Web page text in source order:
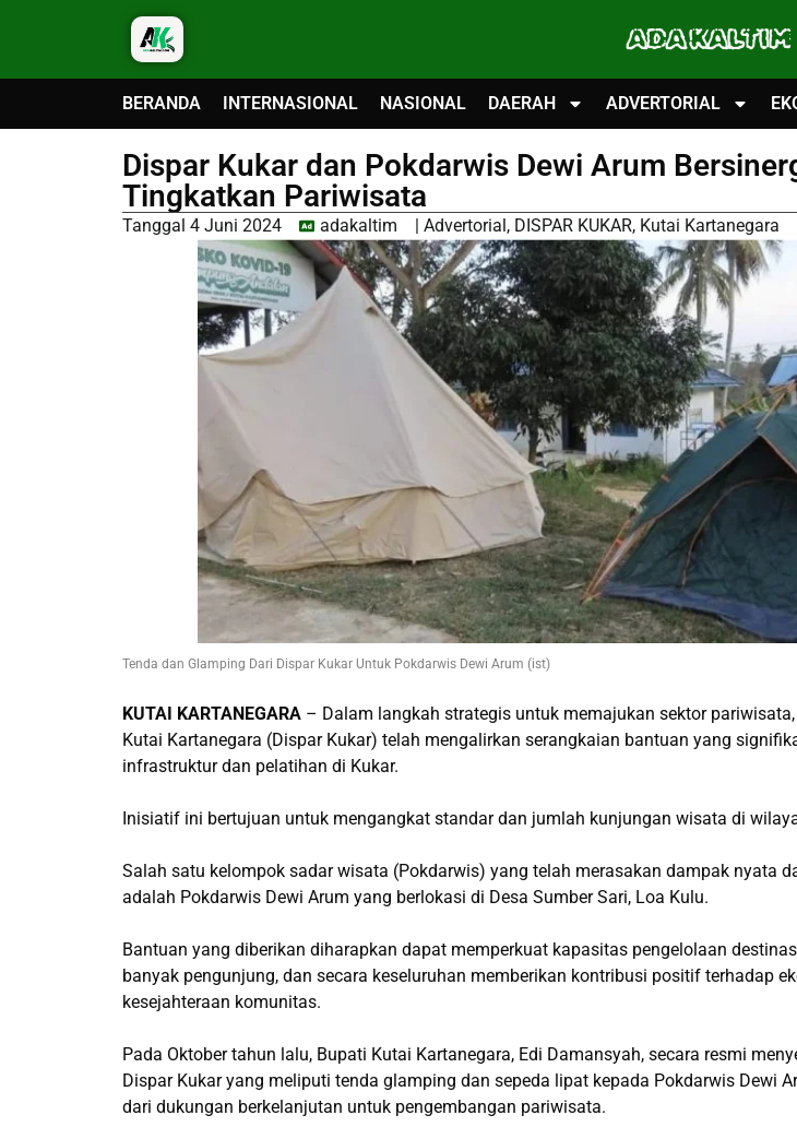
ADA KALTIM
BERANDA INTERNASIONAL NASIONAL DAERAH ADVERTORIAL
Dispar Kukar dan Pokdarwis Dewi Arum
Tingkatkan Pariwisata
Tanggal 4 Juni 2024 adakaltim | Advertorial, DISPAR KUKAR, Kutai Kartanegara
Tenda dan Glamping Dari Dispar Kukar Untuk Pokdarwis Dewi Arum (ist)
KUTAI KARTANEGARA – Dalam langkah strategis untuk memajukan sektor
Kutai Kartanegara (Dispar Kukar) telah mengalirkan serangkaian bantuan yang
infrastruktur dan pelatihan di Kukar.
Inisiatif ini bertujuan untuk mengangkat standar dan jumlah kunjungan wisata di
Salah satu kelompok sadar wisata (Pokdarwis) yang telah merasakan dampak nyata
adalah Pokdarwis Dewi Arum yang berlokasi di Desa Sumber Sari, Loa Kulu.
Bantuan yang diberikan diharapkan dapat memperkuat kapasitas pengelolaan
banyak pengunjung, dan secara keseluruhan memberikan kontribusi positif terhadap
kesejahteraan komunitas.
Pada Oktober tahun lalu, Bupati Kutai Kartanegara, Edi Damansyah, secara resmi
Dispar Kukar yang meliputi tenda glamping dan sepeda lipat kepada Pokdarwis Dewi
dari dukungan berkelanjutan untuk pengembangan pariwisata.